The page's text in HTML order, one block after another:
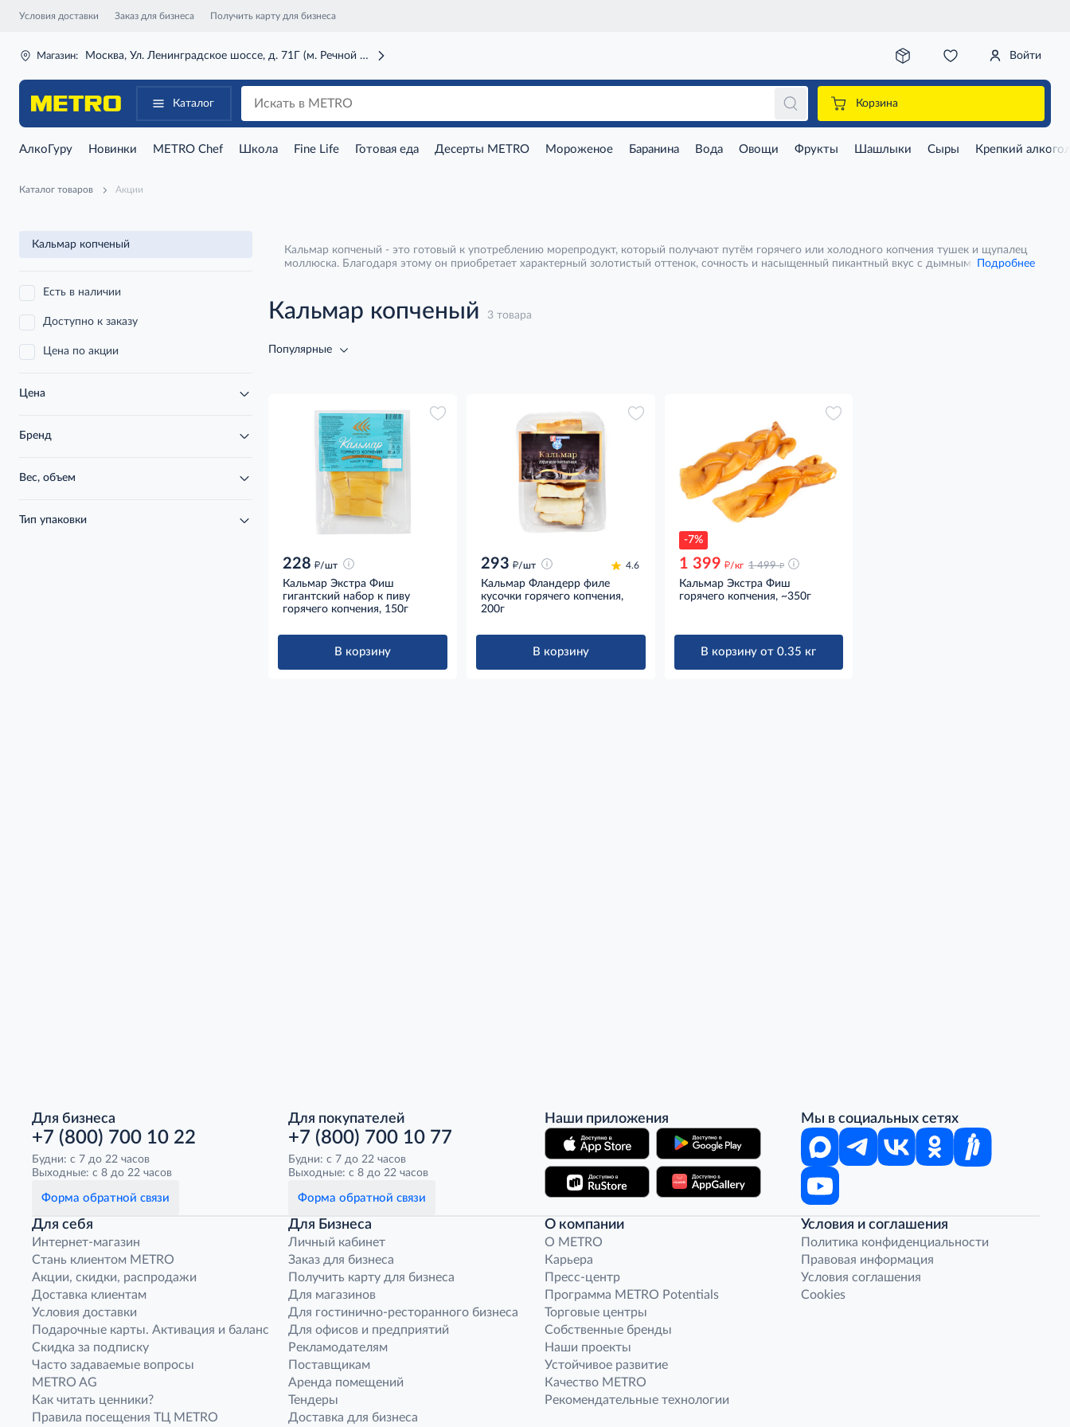
Условия доставки Заказ для бизнеса Получить карту для бизнеса
Магазин: Москва, Ул. Ленинградское шоссе, д. 71Г (м. Речной вокзал) Войти
Каталог Корзина
АлкоГуру Новинки METRO Chef Школа Fine Life Готовая еда Десерты METRO Мороженое Баранина Вода Овощи Фрукты Шашлыки Сыры Крепкий
Каталог товаров Акции
Кальмар копченый
Есть в наличии
Доступно к заказу
Цена по акции
Цена
Бренд
Вес, объем
Тип упаковки
Кальмар копченый - это готовый к употреблению морепродукт, который получают путём горячего или холодного копчения тушек и щупалец
моллюска. Благодаря этому он приобретает характерный золотистый оттенок, сочность и насыщенный пикантный вкус с дымными нотками.
Подробнее
Кальмар копченый 3 товара
Популярные
228 д/шт
Кальмар Экстра Фиш
гигантский набор к пиву
горячего копчения, 150г
В корзину
293 д/шт 4.6
Кальмар Фландерр филе
кусочки горячего копчения,
200г
В корзину
-7%
1 399 д/кг 1 499 д
Кальмар Экстра Фиш
горячего копчения, ~350г
В корзину от 0.35 кг
Для бизнеса
+7 (800) 700 10 22
Будни: с 7 до 22 часов
Выходные: с 8 до 22 часов
Форма обратной связи
Для покупателей
+7 (800) 700 10 77
Будни: с 7 до 22 часов
Выходные: с 8 до 22 часов
Форма обратной связи
Наши приложения Мы в социальных сетях
Для себя
Интернет-магазин
Стань клиентом METRO
Акции, скидки, распродажи
Доставка клиентам
Условия доставки
Подарочные карты. Активация и баланс
Скидка за подписку
Часто задаваемые вопросы
METRO AG
Как читать ценники?
Правила посещения ТЦ METRO
Для Бизнеса
Личный кабинет
Заказ для бизнеса
Получить карту для бизнеса
Для магазинов
Для гостинично-ресторанного бизнеса
Для офисов и предприятий
Рекламодателям
Поставщикам
Аренда помещений
Тендеры
Доставка для бизнеса
О компании
O METRO
Карьера
Пресс-центр
Программа METRO Potentials
Торговые центры
Собственные бренды
Наши проекты
Устойчивое развитие
Качество METRO
Рекомендательные технологии
Условия и соглашения
Политика конфиденциальности
Правовая информация
Условия соглашения
Cookies